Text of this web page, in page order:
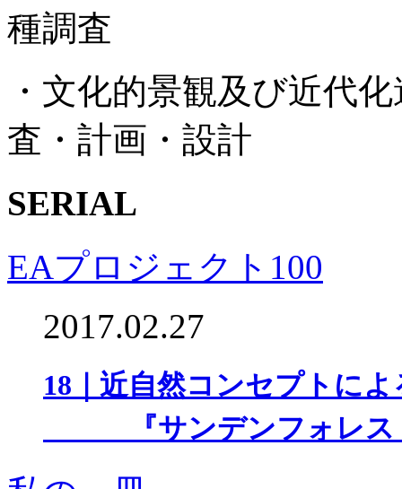
種調査
・文化的景観及び近代
査・計画・設計
SERIAL
EAプロジェクト100
2017.02.27
18｜近自然コンセプトによ
『サンデンフォレス